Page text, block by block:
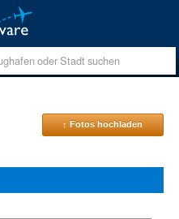
↑ Fotos hochladen